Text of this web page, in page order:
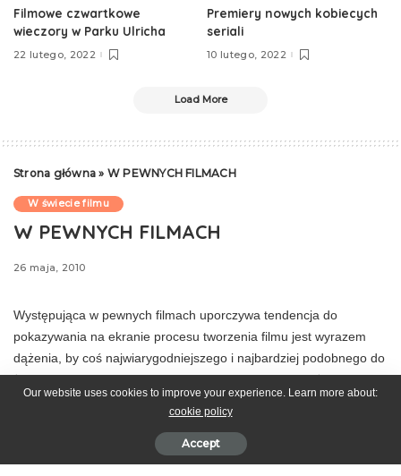
Filmowe czwartkowe
wieczory w Parku Ulricha
22 lutego, 2022
Premiery nowych kobiecych
seriali
10 lutego, 2022
Load More
Strona główna » W PEWNYCH FILMACH
W świecie filmu
W PEWNYCH FILMACH
26 maja, 2010
Występująca w pewnych filmach uporczywa tendencja do
pokazywania na ekranie procesu tworzenia filmu jest wyrazem
dążenia, by coś najwiarygodniejszego i najbardziej podobnego do
życia przedstawić jako coś odegranego. Ro­zumiemy, że tutaj
rzecz dotyczy czegoś głęb­szego niż mody i pogoni za efektem;
malarstwie. Przykładem może być jedno z arcydzieł Diego de
Silva Velazqueza Las Meninas (1653). Centralną część płótna
Our website uses cookies to improve your experience. Learn more about:
cookie policy
Accept